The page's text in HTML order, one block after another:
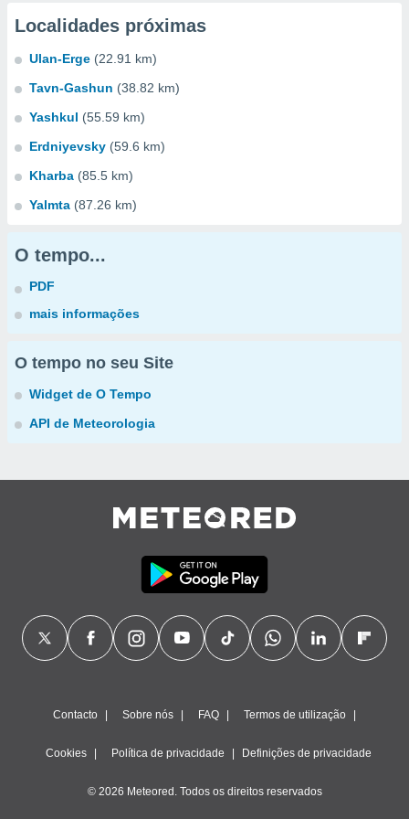
Localidades próximas
Ulan-Erge (22.91 km)
Tavn-Gashun (38.82 km)
Yashkul (55.59 km)
Erdniyevsky (59.6 km)
Kharba (85.5 km)
Yalmta (87.26 km)
O tempo...
PDF
mais informações
O tempo no seu Site
Widget de O Tempo
API de Meteorologia
Contacto Sobre nós FAQ Termos de utilização
Cookies Política de privacidade Definições de privacidade
© 2026 Meteored. Todos os direitos reservados